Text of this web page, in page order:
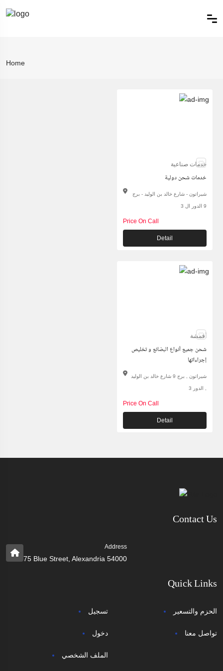
Home
خدمات صناعية
خدمات شحن دولية
شيراتون - شارع خالد بن الوليد - برج
9 الدور ال 3
Price On Call
Detail
أقمشة
شحن جميع أنواع البضائع و تخليص
إجراءاتها
شيراتون , برج 9 شارع خالد بن الوليد
, الدور 3
Price On Call
Detail
Contact Us
Address
75 Blue Street, Alexandria 54000
Quick Links
تسجيل
دخول
الملف الشخصي
الحزم والتسعير
تواصل معنا